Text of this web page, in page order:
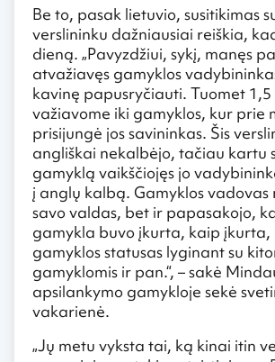
Be to, pasak lietuvio, susitikimas
verslininku dažniausiai reiškia,
dieną. „Pavyzdžiui, sykį, manęs
atvažiavęs gamyklos
kavinę papusryčiauti. Tuomet
važiavome iki gamyklos, kur prie
prisijungė jos savininkas. Šis
angliškai nekalbėjo, tačiau kartu
gamyklą vaikščiojęs jo
į anglų kalbą. Gamyklos
savo valdas, bet ir papasakojo,
gamykla buvo įkurta, kaip įkurta,
gamyklos statusas lyginant su
gamyklomis ir pan.“, – sakė
apsilankymo gamykloje sekė
vakarienė.
„Jų metu vyksta tai, ką kinai itin